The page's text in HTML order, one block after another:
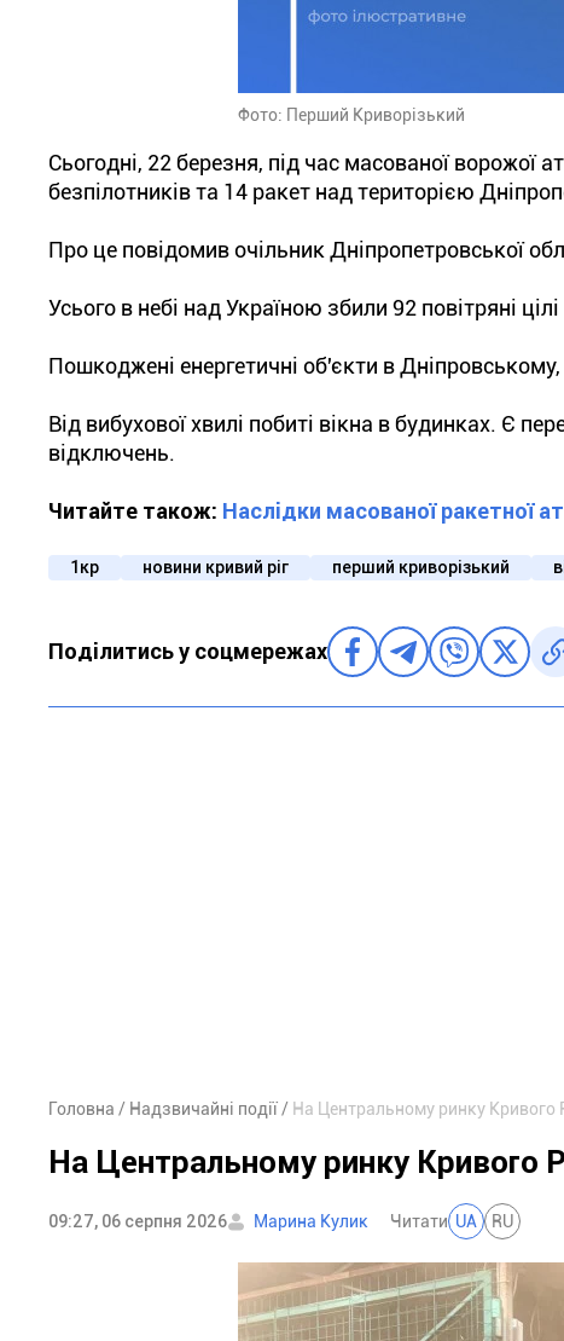
Фото: Перший Криворізький
Сьогодні, 22 березня, під час масованої ворожої
безпілотників та 14 ракет над територією
Про це повідомив очільник Дніпропетровської
Усього в небі над Україною збили 92 повітряні
Пошкоджені енергетичні об'єкти в
Від вибухової хвилі побиті вікна в будинках. Є
відключень.
Читайте також: Наслідки масованої ракетної
1кр новини кривий ріг перший криворізький
Поділитись у соцмережах
Головна Надзвичайні події На Центральному ринку
На Центральному ринку Кривого
09:27, 06 серпня 2026 Марина Кулик Читати UA RU